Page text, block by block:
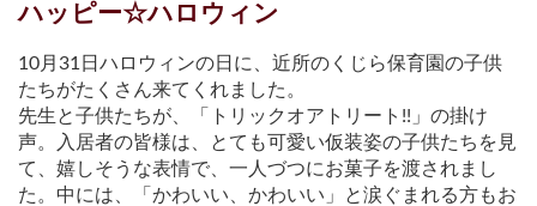
ハッピー☆ハロウィン
10月31日ハロウィンの日に、近所のくじら保育園の子供
たちがたくさん来てくれました。
先生と子供たちが、「トリックオアトリート!!」の掛け
声。入居者の皆様は、とても可愛い仮装姿の子供たちを見
て、嬉しそうな表情で、一人づつにお菓子を渡されまし
た。中には、「かわいい、かわいい」と涙ぐまれる方もお